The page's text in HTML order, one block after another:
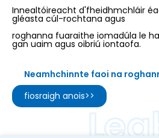
Innealtóireacht d'fheidhmchláir
gléasta cúl-rochtana agus
roghanna fuaraithe iomadúla le
gan uaim agus oibriú iontaofa.
Neamhchinnte faoi na
fiosraigh anois>>